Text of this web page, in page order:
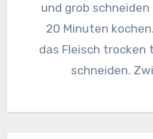
und grob
20 Minuten
das Fleisch
schneiden.